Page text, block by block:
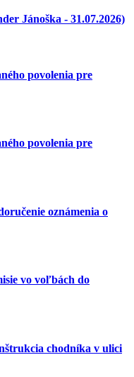
Jánoška - 31.07.2026)
povolenia pre
povolenia pre
oznámenia o
vo voľbách do
chodníka v ulici